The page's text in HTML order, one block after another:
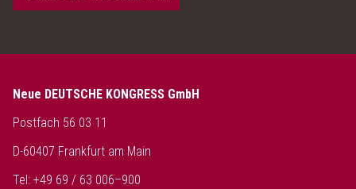
Neue DEUTSCHE KONGRESS GmbH
Postfach 56 03 11
D-60407 Frankfurt am Main
Tel: +49 69 / 63 006–900